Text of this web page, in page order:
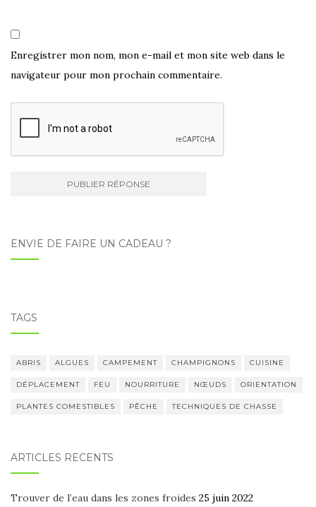
Enregistrer mon nom, mon e-mail et mon site web dans le
navigateur pour mon prochain commentaire.
d'article
ENVIE DE FAIRE UN CADEAU ?
TAGS
ABRIS ALGUES CAMPEMENT CHAMPIGNONS CUISINE
DÉPLACEMENT FEU NOURRITURE NŒUDS ORIENTATION
PLANTES COMESTIBLES PÊCHE TECHNIQUES DE CHASSE
ARTICLES RÉCENTS
Trouver de l’eau dans les zones froides 25 juin 2022